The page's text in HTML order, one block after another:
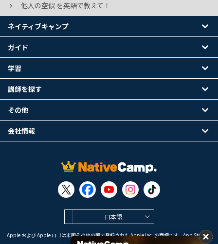
他人の空似 を英語で教えて！
日本語
Apple および Apple ロゴは米国その他の国で登録された Apple Inc. の商標です。App Store は
Apple Inc. のサービスマークです。
ネイティブキャンプ
ガイド
学習
講師を探す
その他
会社情報